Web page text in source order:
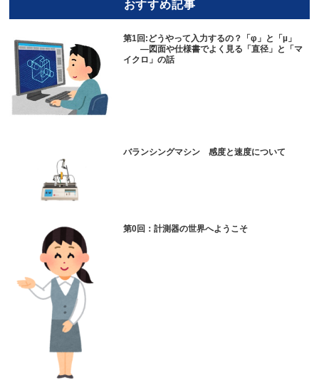
おすすめ記事
第1回:どうやって入力するの？「φ」と「µ」
—図面や仕様書でよく見る「直径」と「マ
イクロ」の話
バランシングマシン 感度と速度について
第0回：計測器の世界へようこそ